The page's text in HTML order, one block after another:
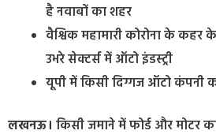
है नवाबों का शहर
वैश्विक महामारी कोरोना के कहर
उभरे सेक्टर्स में ऑटो इंडस्ट्री
यूपी में किसी दिग्गज ऑटो कंपनी
लखनऊ। किसी जमाने में फोर्ड और मोटर